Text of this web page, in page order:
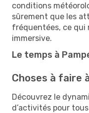
conditions
sûrement que les
fréquentées, ce qui
immersive.
Le temps à
Choses à faire
Découvrez le
d’activités pour